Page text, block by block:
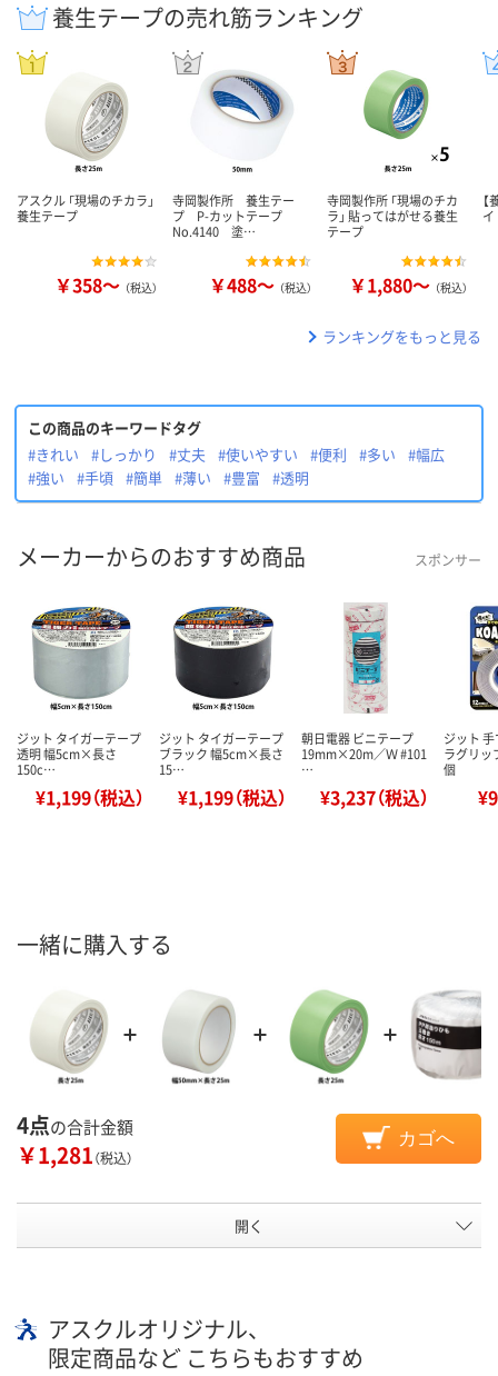
養生テープの売れ筋ランキング
アスクル 「現場のチカラ」
養生テープ
￥358～ （税込）
寺岡製作所 養生テー
プ P-カットテープ
No.4140 塗…
￥488～ （税込）
寺岡製作所 「現場のチカ
ラ」 貼ってはがせる養生
テープ
￥1,880～ （税込）
ランキングをもっと見る
この商品のキーワードタグ
#きれい
#しっかり #丈夫 #使いやすい #便利 #多い
#幅広
#強い
#手頃 #簡単 #薄い #豊富 #透明
メーカーからのおすすめ商品 スポンサー
ジット タイガーテープ
透明 幅5cm×長さ
150c…
¥1,199（税込）
ジット タイガーテープ
ブラック 幅5cm×長さ
15…
¥1,199（税込）
朝日電器 ビニテープ
19mm×20m／Ｗ #101
…
¥3,237（税込）
ジット
ラグリッ
個
一緒に購入する
4点の合計金額
￥1,281（税込）
カゴへ
開く
アスクルオリジナル、
限定商品など こちらもおすすめ